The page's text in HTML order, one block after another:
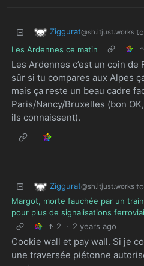
Ziggurat@sh.itjust.works to
Les Ardennes ce matin
Les Ardennes c’est un coin
sûr si tu compares aux Alpes
mais ça reste un beau cadre
Paris/Nancy/Bruxelles (bon
ils connaissent).
Ziggurat@sh.itjust.works to
Margot, morte fauchée par un
pour plus de signalisations
2
· 2 years ago
Cookie wall et pay wall. Si je
une traversée piétonne